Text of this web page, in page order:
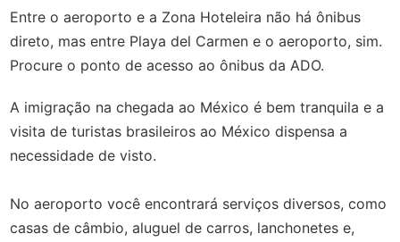
Entre o aeroporto e a Zona Hoteleira não há ônibus
direto, mas entre Playa del Carmen e o aeroporto, sim.
Procure o ponto de acesso ao ônibus da ADO.
A imigração na chegada ao México é bem tranquila e a
visita de turistas brasileiros ao México dispensa a
necessidade de visto.
No aeroporto você encontrará serviços diversos, como
casas de câmbio, aluguel de carros, lanchonetes e,